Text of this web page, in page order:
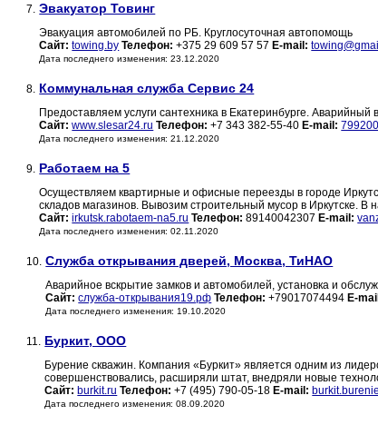
7. Эвакуатор Товинг
Эвакуация автомобилей по РБ. Круглосуточная автопомощь
Сайт: towing.by Телефон: +375 29 609 57 57 E-mail:
Дата последнего изменения: 23.12.2020
8. Коммунальная служба Сервис 24
Предоставляем услуги сантехника в Екатеринбурге. Аварийный
Сайт: www.slesar24.ru Телефон: +7 343 382-55-40 E-mail:
Дата последнего изменения: 21.12.2020
9. Работаем на 5
Осуществляем квартирные и офисные переезды в городе
складов магазинов. Вывозим строительный мусор в Иркутске. В
Сайт: irkutsk.rabotaem-na5.ru Телефон: 89140042307 E-mail:
Дата последнего изменения: 02.11.2020
10. Служба открывания дверей, Москва, ТиНАО
Аварийное вскрытие замков и автомобилей, установка и
Сайт: служба-открывания19.рф Телефон: +79017074494 E-
Дата последнего изменения: 19.10.2020
11. Буркит, ООО
Бурение скважин. Компания «Буркит» является одним из
совершенствовались, расширяли штат, внедряли новые
Сайт: burkit.ru Телефон: +7 (495) 790-05-18 E-mail:
Дата последнего изменения: 08.09.2020